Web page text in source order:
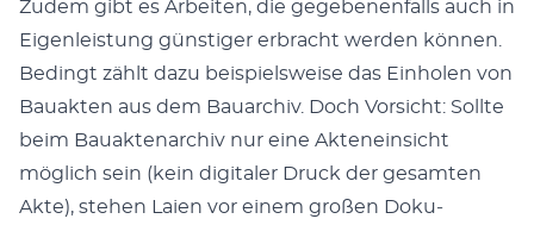
Zudem gibt es Arbeit­en, die gegebe­nen­falls auch in
Eigen­leis­tung gün­stiger erbracht wer­den kön­nen.
Bed­ingt zählt dazu beispiel­sweise das Ein­holen von
Bauak­ten aus dem Bauarchiv. Doch Vor­sicht: Sollte
beim Bauak­te­nar­chiv nur eine Aktenein­sicht
möglich sein (kein dig­i­taler Druck der gesamten
Akte), ste­hen Laien vor einem großen Doku­